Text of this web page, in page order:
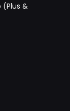
(Plus &